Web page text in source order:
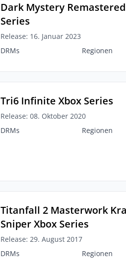
Dark Mystery
Series
Release: 16. Januar 2023
DRMs
Regionen
Tri6 Infinite Xbox Series
Release: 08. Oktober 2020
DRMs
Regionen
Titanfall 2 Masterwork
Sniper Xbox Series
Release: 29. August 2017
DRMs
Regionen